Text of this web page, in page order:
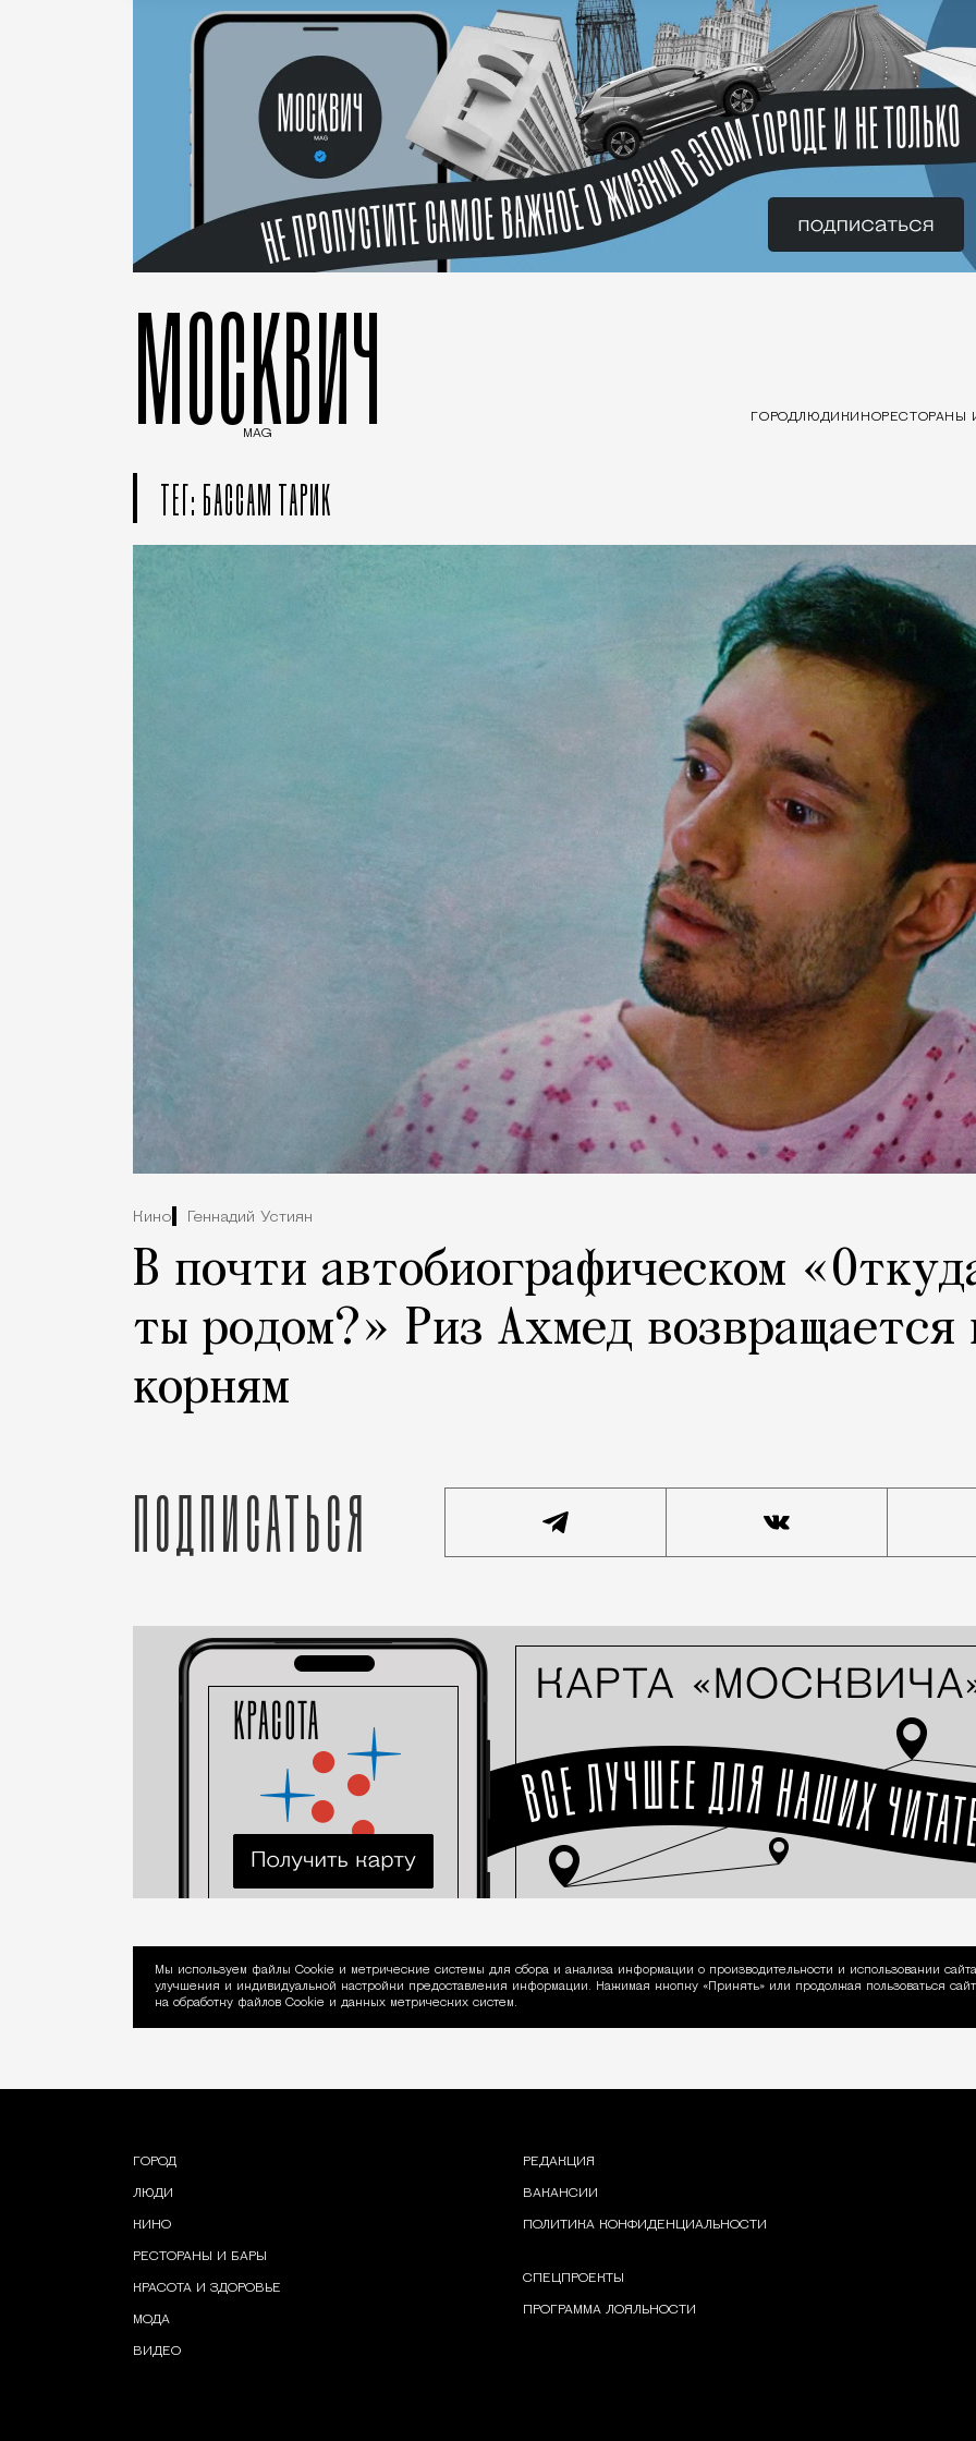
МОСКВИЧ
MAG
ГОРОДЛЮДИ КИНОРЕСТОРАНЫ
ТЕГ: БАССАМ ТАРИК
Кино Геннадий Устиян
В почти автобиографическом
ты родом?» Риз Ахмед возвращается
корням
Подписаться
Уведомление об использовании Cookie
Мы используем файлы Сookie и метрические системы для сбора и анализа информации о производительности и использовании
улучшения и индивидуальной настройки предоставления информации. Нажимая кнопку «Принять» или продолжая пользоваться
на обработку файлов Cookie и данных метрических систем.
ГОРОД
ЛЮДИ
КИНО
РЕСТОРАНЫ И БАРЫ
КРАСОТА И ЗДОРОВЬЕ
МОДА
ВИДЕО
РЕДАКЦИЯ
ВАКАНСИИ
ПОЛИТИКА КОНФИДЕНЦИАЛЬНОСТИ
СПЕЦПРОЕКТЫ
ПРОГРАММА ЛОЯЛЬНОСТИ